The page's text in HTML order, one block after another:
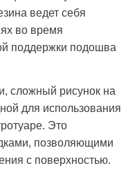
ведет себя
во время
поддержки подошва
сложный рисунок на
для использования
Это
позволяющими
с поверхностью.